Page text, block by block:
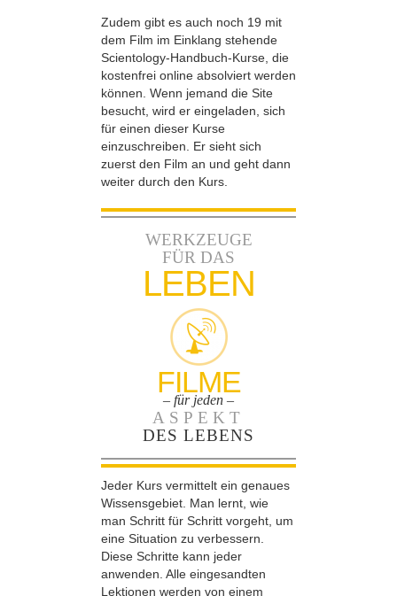
Zudem gibt es auch noch 19 mit
dem Film im Einklang stehende
Scientology-Handbuch-Kurse, die
kostenfrei online absolviert werden
können. Wenn jemand die Site
besucht, wird er eingeladen, sich
für einen dieser Kurse
einzuschreiben. Er sieht sich
zuerst den Film an und geht dann
weiter durch den Kurs.
WERKZEUGE
FÜR DAS
LEBEN
FILME
– für jeden –
ASPEKT
DES LEBENS
Jeder Kurs vermittelt ein genaues
Wissensgebiet. Man lernt, wie
man Schritt für Schritt vorgeht, um
eine Situation zu verbessern.
Diese Schritte kann jeder
anwenden. Alle eingesandten
Lektionen werden von einem